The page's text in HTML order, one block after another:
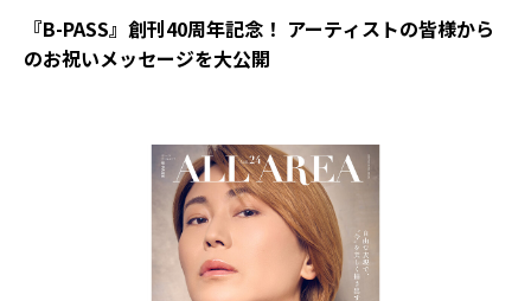
『B-PASS』創刊40周年記念！ アーティストの皆様から
のお祝いメッセージを大公開